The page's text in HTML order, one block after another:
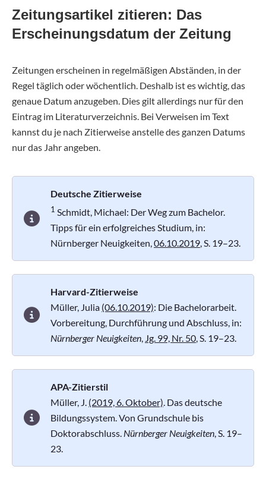
Zeitungsartikel zitieren: Das
Erscheinungsdatum der Zeitung
Zeitungen erscheinen in regelmäßigen Abständen, in der
Regel täglich oder wöchentlich. Deshalb ist es wichtig, das
genaue Datum anzugeben. Dies gilt allerdings nur für den
Eintrag im Literaturverzeichnis. Bei Verweisen im Text
kannst du je nach Zitierweise anstelle des ganzen Datums
nur das Jahr angeben.
Deutsche Zitierweise
1 Schmidt, Michael: Der Weg zum Bachelor.
Tipps für ein erfolgreiches Studium, in:
Nürnberger Neuigkeiten,06.10.2019, S. 19–23.
Harvard-Zitierweise
Müller, Julia (06.10.2019): Die Bachelorarbeit.
Vorbereitung, Durchführung und Abschluss, in:
Nürnberger Neuigkeiten, Jg. 99, Nr. 50, S. 19–23.
APA-Zitierstil
Müller, J. (2019, 6. Oktober). Das deutsche
Bildungssystem. Von Grundschule bis
Doktorabschluss. Nürnberger Neuigkeiten, S. 19–
23.